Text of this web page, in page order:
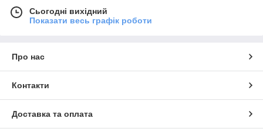
Сьогодні вихідний
Показати весь графік роботи
Про нас
Контакти
Доставка та оплата